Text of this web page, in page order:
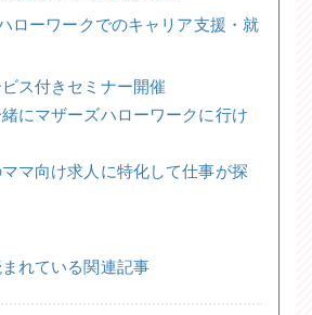
ローワークでのキャリア支援・就
ス付きセミナー開催
にマザーズハローワークに行け
マ向け求人に特化して仕事が探
れている関連記事